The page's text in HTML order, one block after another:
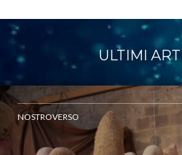
ULTIMI
NOSTROVERSO